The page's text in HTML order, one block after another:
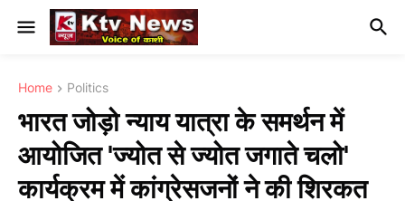
Home Politics
भारत जोड़ो न्याय यात्रा के समर्थन में
आयोजित 'ज्योत से ज्योत जगाते चलो'
कार्यक्रम में कांग्रेसजनों ने की शिरकत